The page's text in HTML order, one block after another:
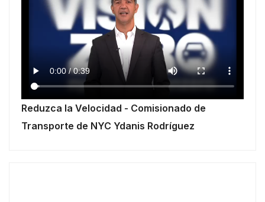
Reduzca la Velocidad - Comisionado de
Transporte de NYC Ydanis Rodríguez